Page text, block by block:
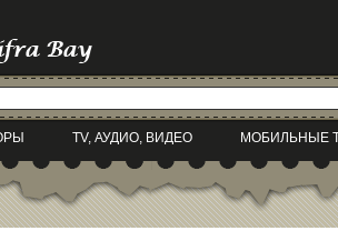
TV, АУДИО, ВИДЕО МОБИЛЬНЫЕ